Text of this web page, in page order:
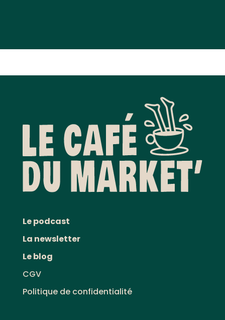
Le podcast
La newsletter
Le blog
CGV
Politique de confidentialité